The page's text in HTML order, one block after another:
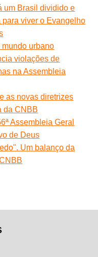
um Brasil dividido e
para viver o Evangelho
urbano
violações de
na Assembleia
as novas diretrizes
da CNBB
Assembleia Geral
de Deus
Um balanço da